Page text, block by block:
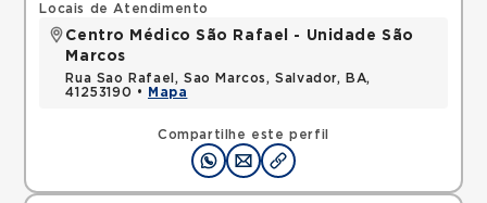
Compartilhe este perfil
Locais de Atendimento
Centro Médico São Rafael - Unidade São
Marcos
Rua Sao Rafael, Sao Marcos, Salvador, BA,
41253190 •
Mapa